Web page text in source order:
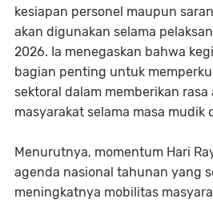
kesiapan personel maupun
akan digunakan selama
2026. Ia menegaskan bahwa
bagian penting untuk
sektoral dalam memberikan rasa
masyarakat selama masa
Menurutnya, momentum Hari
agenda nasional tahunan yang
meningkatnya mobilitas